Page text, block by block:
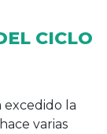
CICLO
excedido la
varias